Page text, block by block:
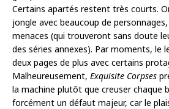
Certains apartés restent très courts.
jongle avec beaucoup de
menaces (qui trouveront sans doute
des séries annexes). Par moments, le
deux pages de plus avec certains
Malheureusement, Exquisite Corpses
la machine plutôt que creuser chaque
forcément un défaut majeur, car le